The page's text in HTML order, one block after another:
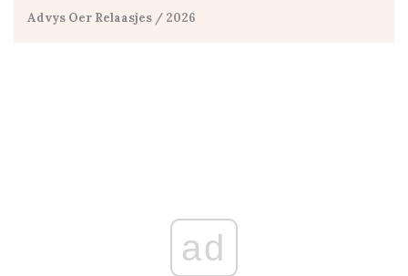
Advys Oer Relaasjes / 2026
ad